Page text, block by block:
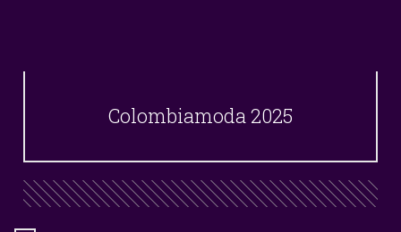
Colombiamoda 2025